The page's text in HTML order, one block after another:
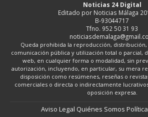
Noticias 24 Digital
Editado por Noticias Málaga
B-93044717
Tfno. 952 50 31 93
Queda prohibida la reproducción, distribución,
comunicación pública y utilización total o parcial,
web, en cualquier forma o modalidad, sin
autorización, incluyendo, en particular, su mera
disposición como resúmenes, reseñas o
comerciales o directa o indirectamente
oposición expresa.
Aviso Legal Quiénes Somos